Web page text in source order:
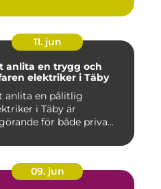
11. jun
anlita en trygg och
elektriker i Täby
anlita en pålitlig
i Täby är
för både priva...
09. jun